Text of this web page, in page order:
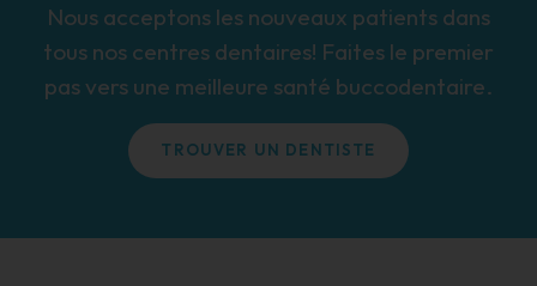
Nous acceptons les nouveaux patients dans
tous nos centres dentaires! Faites le premier
pas vers une meilleure santé buccodentaire.
TROUVER UN DENTISTE